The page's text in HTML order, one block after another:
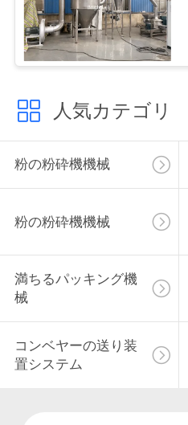
し
な
い
ニ
ュ
ス
人気カテゴリ
粉の粉砕機機械
粉の粉砕機機械
満ちるパッキング機
械
コンベヤーの送り装
置システム